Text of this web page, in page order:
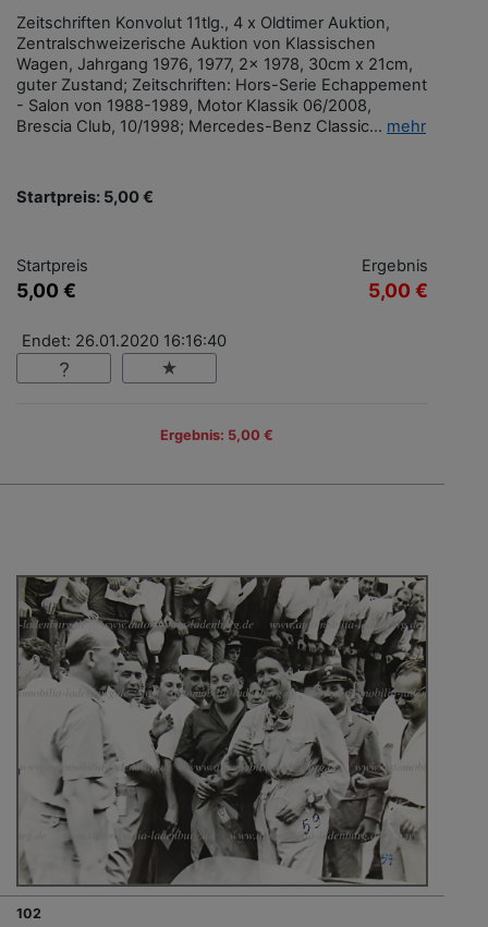
Zeitschriften Konvolut 11tlg., 4 x Oldtimer Auktion,
Zentralschweizerische Auktion von Klassischen
Wagen, Jahrgang 1976, 1977, 2x 1978, 30cm x 21cm,
guter Zustand; Zeitschriften: Hors-Serie Echappement
- Salon von 1988-1989, Motor Klassik 06/2008,
Brescia Club, 10/1998; Mercedes-Benz Classic... mehr
Startpreis: 5,00 €
Startpreis
5,00 €
Ergebnis
5,00 €
Endet: 26.01.2020 16:16:40
Ergebnis: 5,00 €
102